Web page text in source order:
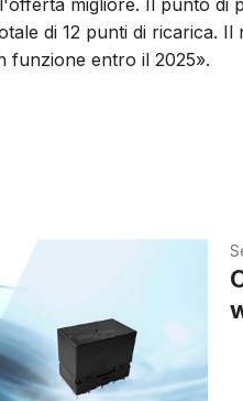
migliore. Il punto di
di 12 punti di ricarica.
funzione entro il 2025».